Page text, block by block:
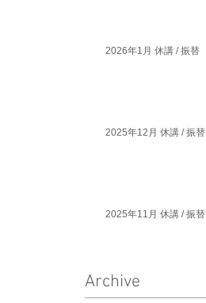
2026年1月 休講 / 振替
2025年12月 休講 / 振替
2025年11月 休講 / 振替
Archive